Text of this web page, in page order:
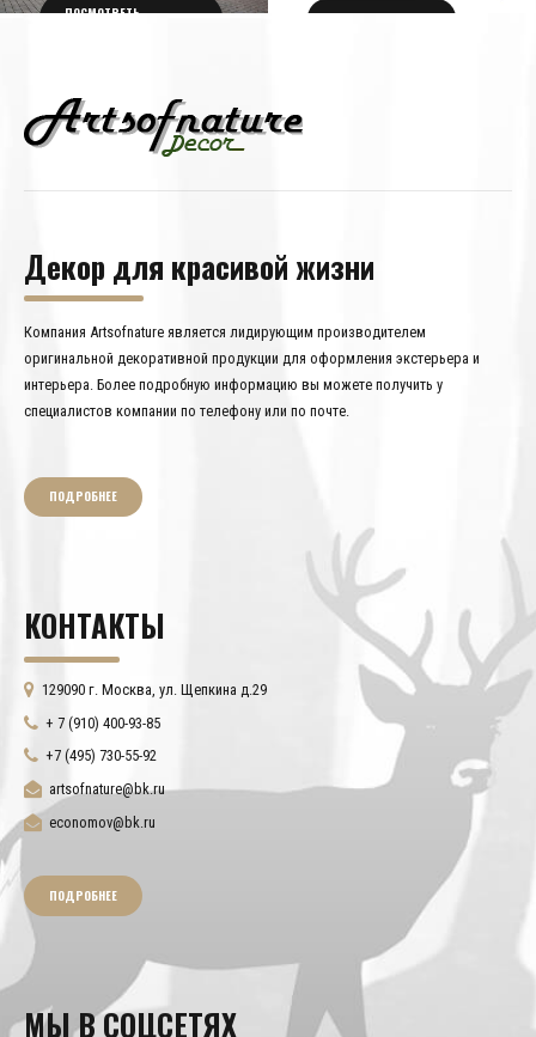
ПОСМОТРЕТЬ ПОЛУЧИТЬ БИЛЕТ
Декор для красивой жизни
Компания Artsofnature является лидирующим производителем
оригинальной декоративной продукции для оформления экстерьера и
интерьера. Более подробную информацию вы можете получить у
специалистов компании по телефону или по почте.
ПОДРОБНЕЕ
КОНТАКТЫ
129090 г. Москва, ул. Щепкина д.29
+ 7 (910) 400-93-85
+7 (495) 730-55-92
artsofnature@bk.ru
economov@bk.ru
ПОДРОБНЕЕ
МЫ В СОЦСЕТЯХ